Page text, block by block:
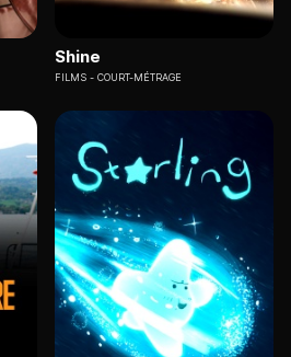
Shine
FILMS COURT-MÉTRAGE